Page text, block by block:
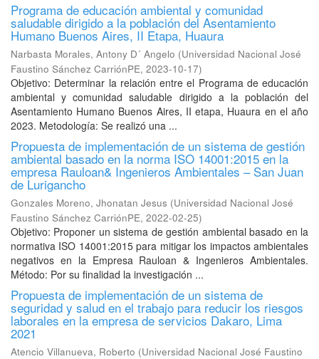
Programa de educación ambiental y comunidad
saludable dirigido a la población del Asentamiento
Humano Buenos Aires, II Etapa, Huaura
Narbasta Morales, Antony D´ Angelo (Universidad Nacional José
Faustino Sánchez CarriónPE, 2023-10-17)
Objetivo: Determinar la relación entre el Programa de educación
ambiental y comunidad saludable dirigido a la población del
Asentamiento Humano Buenos Aires, II etapa, Huaura en el año
2023. Metodología: Se realizó una ...
Propuesta de implementación de un sistema de gestión
ambiental basado en la norma ISO 14001:2015 en la
empresa Rauloan& Ingenieros Ambientales – San Juan
de Lurigancho
Gonzales Moreno, Jhonatan Jesus (Universidad Nacional José
Faustino Sánchez CarriónPE, 2022-02-25)
Objetivo: Proponer un sistema de gestión ambiental basado en la
normativa ISO 14001:2015 para mitigar los impactos ambientales
negativos en la Empresa Rauloan & Ingenieros Ambientales.
Método: Por su finalidad la investigación ...
Propuesta de implementación de un sistema de
seguridad y salud en el trabajo para reducir los riesgos
laborales en la empresa de servicios Dakaro, Lima
2021
Atencio Villanueva, Roberto (Universidad Nacional José Faustino